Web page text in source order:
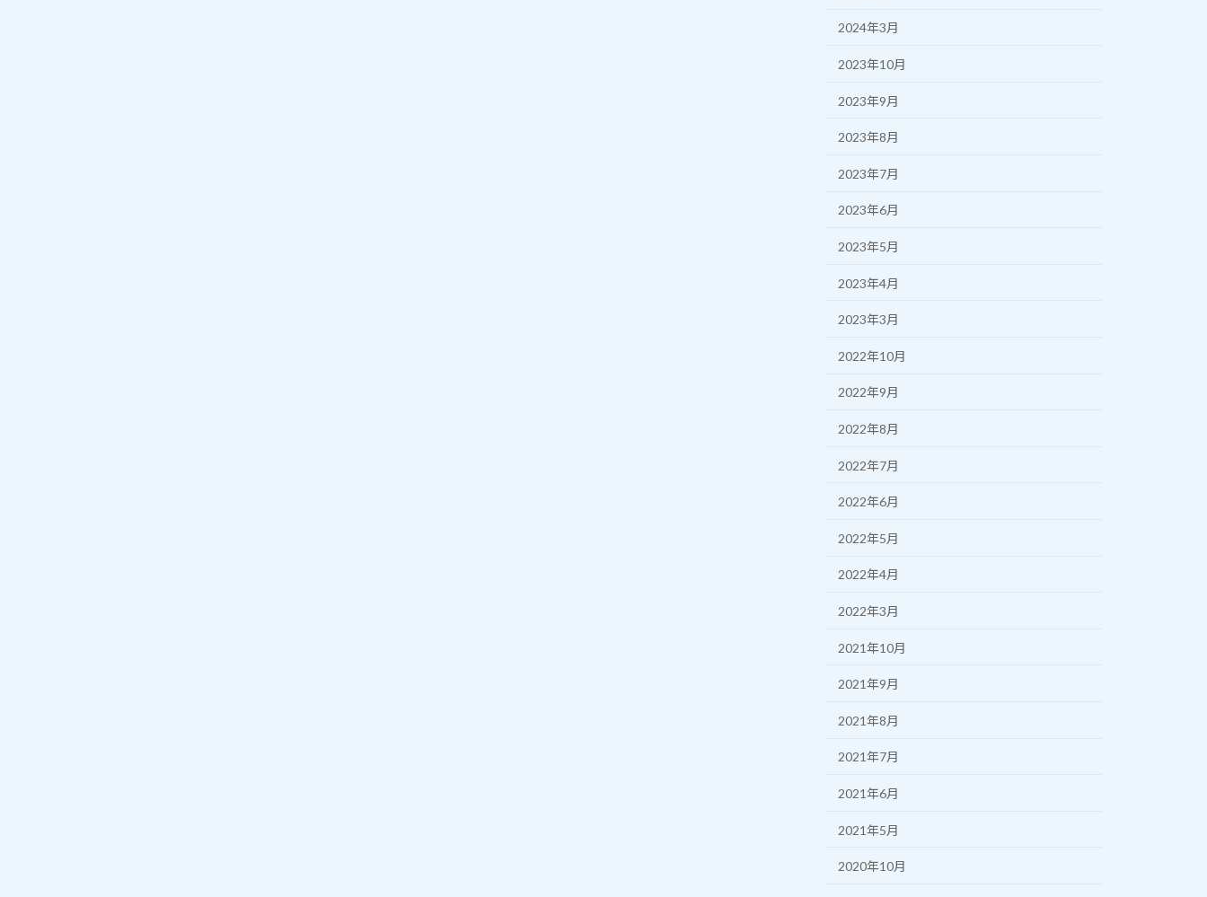
2024年3月
2023年10月
2023年9月
2023年8月
2023年7月
2023年6月
2023年5月
2023年4月
2023年3月
2022年10月
2022年9月
2022年8月
2022年7月
2022年6月
2022年5月
2022年4月
2022年3月
2021年10月
2021年9月
2021年8月
2021年7月
2021年6月
2021年5月
2020年10月